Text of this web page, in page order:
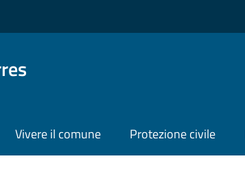
Vivere il comune Protezione civile